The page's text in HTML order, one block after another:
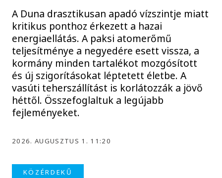
A Duna drasztikusan apadó vízszintje miatt
kritikus ponthoz érkezett a hazai
energiaellátás. A paksi atomerőmű
teljesítménye a negyedére esett vissza, a
kormány minden tartalékot mozgósított
és új szigorításokat léptetett életbe. A
vasúti teherszállítást is korlátozzák a jövő
héttől. Összefoglaltuk a legújabb
fejleményeket.
2026. AUGUSZTUS 1. 11:20
KÖZÉRDEKŰ